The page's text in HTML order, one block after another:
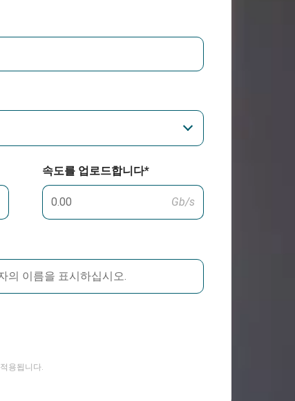
속도를 업로드합니다*
Gb/s
적용됩니다.